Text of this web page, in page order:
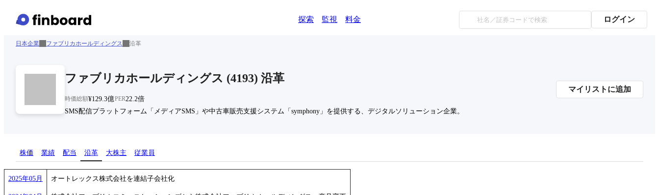
探索 監視 料金 ログイン
日本企業 ファブリカホールディングス 沿革
ファブリカホールディングス (4193) 沿革
時価総額¥129.3億PER22.2倍
SMS配信プラットフォーム「メディアSMS」や中古車販売支援システム「symphony」を提供する、デジタルソリューション企業。
マイリストに追加
株価 業績 配当 沿革 大株主 従業員
2025年05月 オートレックス株式会社を連結子会社化